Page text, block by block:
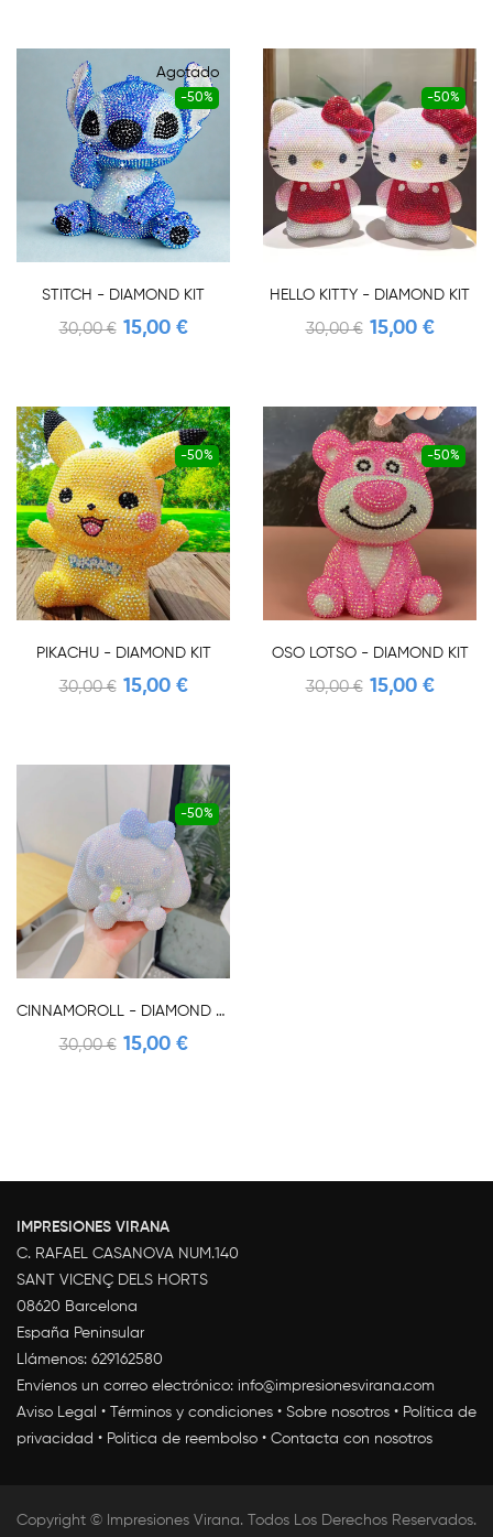
-50%
Agotado
STITCH - DIAMOND KIT
30,00 € 15,00 €
-50%
HELLO KITTY - DIAMOND KIT
30,00 € 15,00 €
-50%
PIKACHU - DIAMOND KIT
30,00 € 15,00 €
-50%
OSO LOTSO - DIAMOND KIT
30,00 € 15,00 €
-50%
CINNAMOROLL - DIAMOND KIT
30,00 € 15,00 €
IMPRESIONES VIRANA
C. RAFAEL CASANOVA NUM.140
SANT VICENÇ DELS HORTS
08620 Barcelona
España Peninsular
Llámenos: 629162580
Envíenos un correo electrónico: info@impresionesvirana.com
Aviso Legal • Términos y condiciones • Sobre nosotros • Política de
privacidad • Politica de reembolso • Contacta con nosotros
Copyright © Impresiones Virana. Todos Los Derechos Reservados.